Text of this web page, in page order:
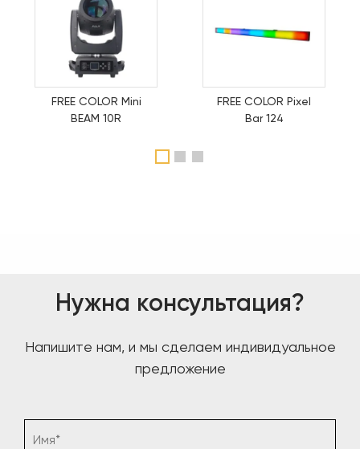
FREE COLOR Mini
BEAM 10R
FREE COLOR Pixel
Bar 124
Нужна консультация?
Напишите нам, и мы сделаем индивидуальное
предложение